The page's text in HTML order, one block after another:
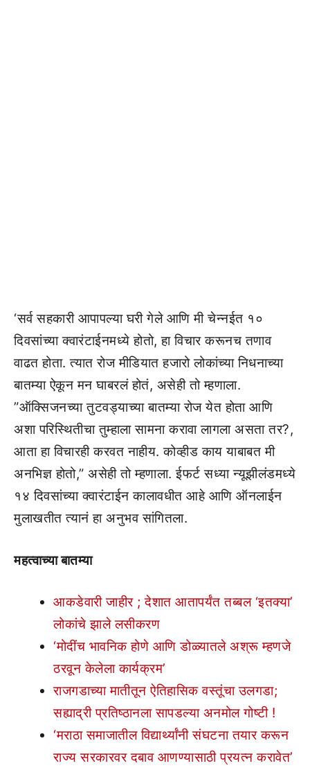
‘सर्व सहकारी आपापल्या घरी गेले आणि मी चेन्नईत १०
दिवसांच्या क्वारंटाईनमध्ये होतो, हा विचार करूनच तणाव
वाढत होता. त्यात रोज मीडियात हजारो लोकांच्या निधनाच्या
बातम्या ऐकून मन घाबरलं होतं, असेही तो म्हणाला.
”ऑक्सिजनच्या तुटवड्याच्या बातम्या रोज येत होता आणि
अशा परिस्थितीचा तुम्हाला सामना करावा लागला असता तर?,
आता हा विचारही करवत नाहीय. कोव्हीड काय याबाबत मी
अनभिज्ञ होतो,” असेही तो म्हणाला. ईफर्ट सध्या न्यूझीलंडमध्ये
१४ दिवसांच्या क्वारंटाईन कालावधीत आहे आणि ऑनलाईन
मुलाखतीत त्यानं हा अनुभव सांगितला.
महत्वाच्या बातम्या
आकडेवारी जाहीर ; देशात आतापर्यंत तब्बल ‘इतक्या’
लोकांचे झाले लसीकरण
‘मोदींच भावनिक होणे आणि डोळ्यातले अश्रू म्हणजे
ठरवून केलेला कार्यक्रम’
राजगडाच्या मातीतून ऐतिहासिक वस्तूंचा उलगडा;
सह्याद्री प्रतिष्ठानला सापडल्या अनमोल गोष्टी !
‘मराठा समाजातील विद्यार्थ्यांनी संघटना तयार करून
राज्य सरकारवर दबाव आणण्यासाठी प्रयत्न करावेत’